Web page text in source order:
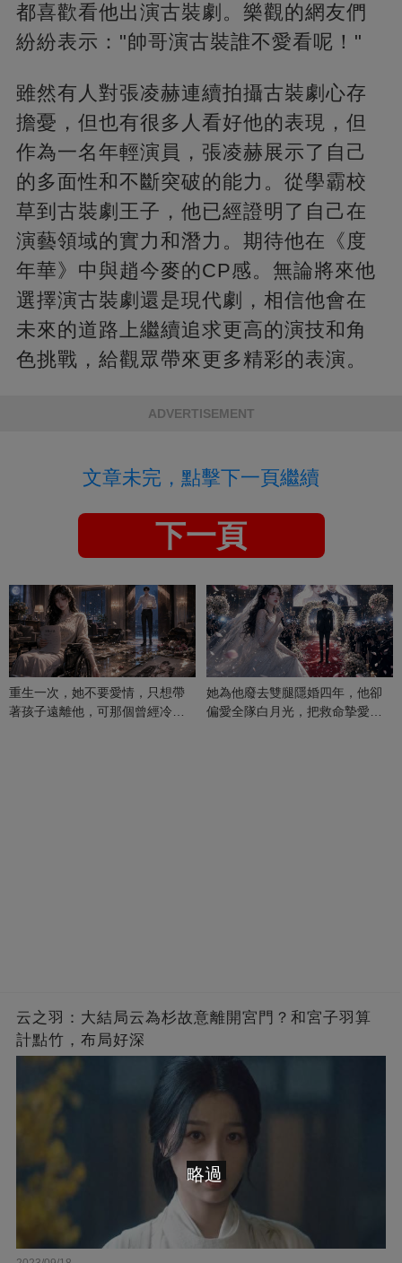
都喜歡看他出演古裝劇。樂觀的網友們
紛紛表示："帥哥演古裝誰不愛看呢！"
雖然有人對張凌赫連續拍攝古裝劇心存
擔憂，但也有很多人看好他的表現，但
作為一名年輕演員，張凌赫展示了自己
的多面性和不斷突破的能力。從學霸校
草到古裝劇王子，他已經證明了自己在
演藝領域的實力和潛力。期待他在《度
年華》中與趙今麥的CP感。無論將來他
選擇演古裝劇還是現代劇，相信他會在
未來的道路上繼續追求更高的演技和角
色挑戰，給觀眾帶來更多精彩的表演。
ADVERTISEMENT
文章未完，點擊下一頁繼續
下一頁
重生一次，她不要愛情，只想帶
著孩子遠離他，可那個曾經冷漠
她為他廢去雙腿隱婚四年，他卻
偏愛全隊白月光，把救命摯愛當
云之羽：大結局云為杉故意離開宮門？和宮子羽算
計點竹，布局好深
略過